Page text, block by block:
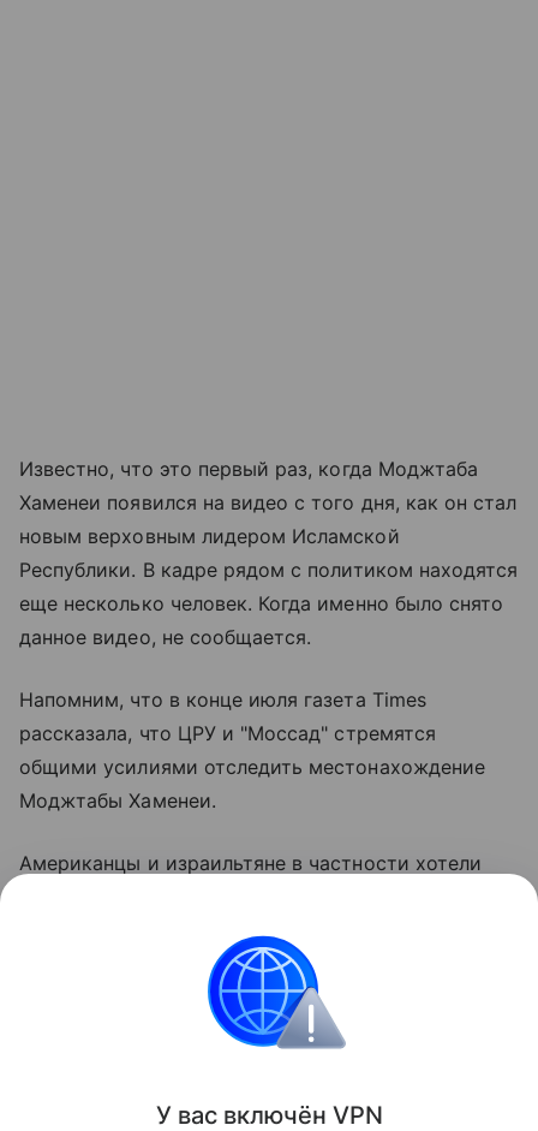
Известно, что это первый раз, когда Моджтаба
Хаменеи появился на видео с того дня, как он стал
новым верховным лидером Исламской
Республики. В кадре рядом с политиком находятся
еще несколько человек. Когда именно было снято
данное видео, не сообщается.
Напомним, что в конце июля газета Times
рассказала, что ЦРУ и "Моссад" стремятся
общими усилиями отследить местонахождение
Моджтабы Хаменеи.
Американцы и израильтяне в частности хотели
тот, как сообщалось, получил ранения во время
мартовского удара американцев по резиденции
его погибшего отца, предыдущего лидера страны
Поделиться
У вас включён VPN